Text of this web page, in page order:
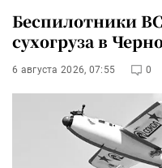
Беспилотники
сухогруза в
6 августа 2026, 07:55 0